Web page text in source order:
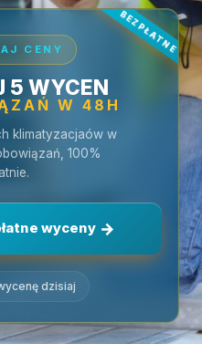
CENY
5 WYCEN
W 48H
klimatyzacjaów w
100%
wyceny
dzisiaj